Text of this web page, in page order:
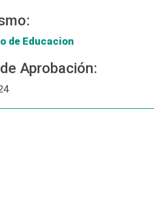
de Educacion
Aprobación: